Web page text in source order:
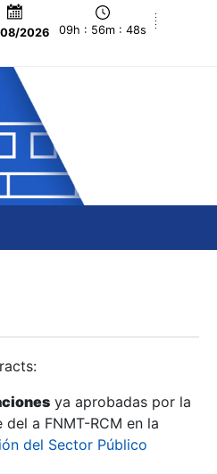
2026 09h : 56m : 49s
ya aprobadas por la
a FNMT-RCM en la
del Sector Público